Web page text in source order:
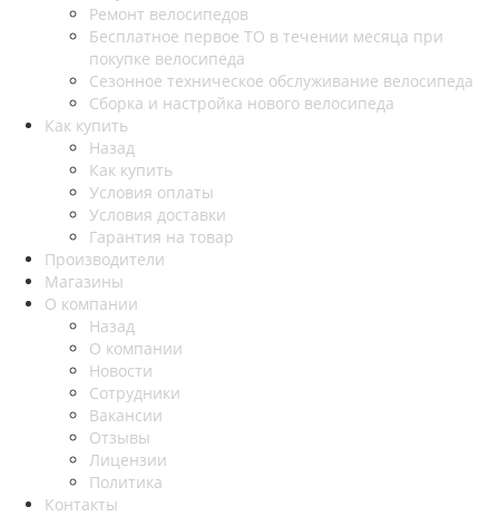
Ремонт велосипедов
Бесплатное первое ТО в течении месяца при
покупке велосипеда
Сезонное техническое обслуживание велосипеда
Сборка и настройка нового велосипеда
Как купить
Назад
Как купить
Условия оплаты
Условия доставки
Гарантия на товар
Производители
Магазины
О компании
Назад
О компании
Новости
Сотрудники
Вакансии
Отзывы
Лицензии
Политика
Контакты